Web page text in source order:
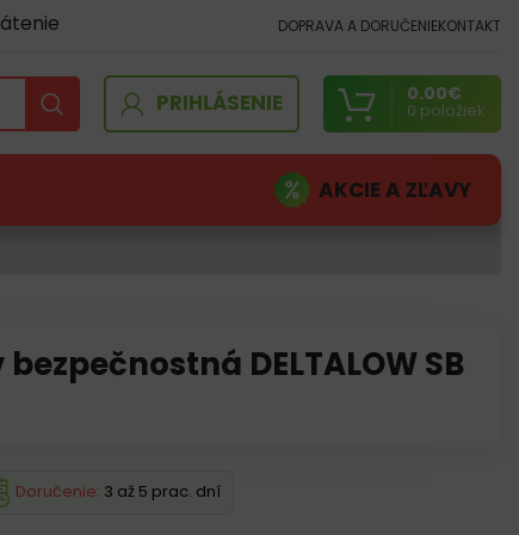
DOPRAVA A DORUČENIEKONTAKT
PRIHLÁSENIE 0 položiek
0.00€
AKCIE A ZĽAVY
DELTALOW SB
Doručenie: 3 až 5 prac. dní